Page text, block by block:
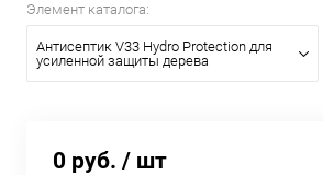
Элемент каталога:
Антисептик V33 Hydro Protection для
усиленной защиты дерева
0 руб. / шт